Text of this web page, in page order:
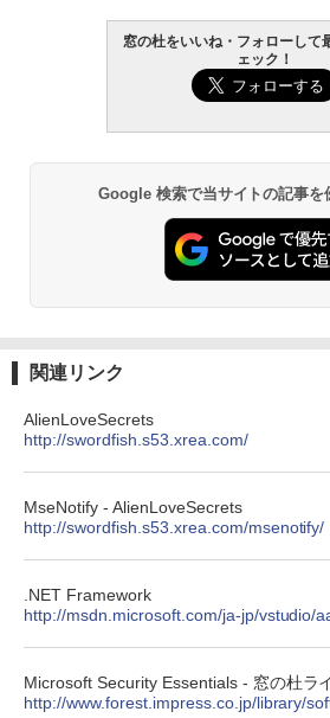
￥123,400
生成AIパスポート
￥1,766
AIイラスト表現辞
ズ (はぴーイラス
￥480
1冊ですべて身に
FM TOWNS ハイ
ードウェア・市販
Amazon Kindle
ンチディスプレイ
週間持続バッテリ
ク
ない、大きな画面
続バッテリー、6
書籍リーダー、ブ
るさ自動調整、色
￥32,980
ージ、防水、7イ
売)
窓の杜をいいね・フォローして
ェック！
Google 検索で当サイトの記事を
関連リンク
AlienLoveSecrets
http://swordfish.s53.xrea.com/
MseNotify - AlienLoveSecrets
http://swordfish.s53.xrea.com/msenotify/
.NET Framework
http://msdn.microsoft.com/ja-jp/vstudio/
Microsoft Security Essentials - 窓の杜ラ
http://www.forest.impress.co.jp/library/